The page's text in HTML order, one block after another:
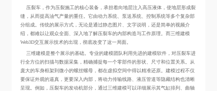
压裂车，作为压裂施工的核心装备，承担着向地层注入高压液体，使地层形成裂
缝，从而提高油气产量的重任。它由动力系统、泵送系统、控制系统等多个复杂部
分组成。传统的展示方式，无论是通过静态图片、文字说明，还是简单的视频介
绍，都难以让观众全面、深入地了解压裂车的内部构造与工作原理。而三维建模
Web3D交互展示技术的出现，彻底改变了这一局面。
三维建模是整个展示的基础。专业的建模团队利用先进的建模软件，对压裂车进
行全方位的扫描与数据采集，精确捕捉每一个零部件的形状、尺寸和位置关系。从
庞大的车身框架到微小的螺丝螺母，都在虚拟空间中得以精准还原。建模过程不仅
要保证外观的逼真，更要深入内部，将动力传输线路、液压管道等隐藏结构也清晰
呈现。例如，压裂车的发动机部分，通过三维建模可以详细展示其气缸排列、曲轴